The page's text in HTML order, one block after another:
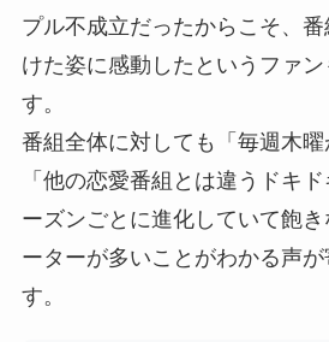
プル不成立だったからこそ、
けた姿に感動したというファン
す。
番組全体に対しても「毎週木曜
「他の恋愛番組とは違うドキ
ーズンごとに進化していて飽
ーターが多いことがわかる声が
す。